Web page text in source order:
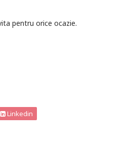
pentru orice ocazie.
Linkedin